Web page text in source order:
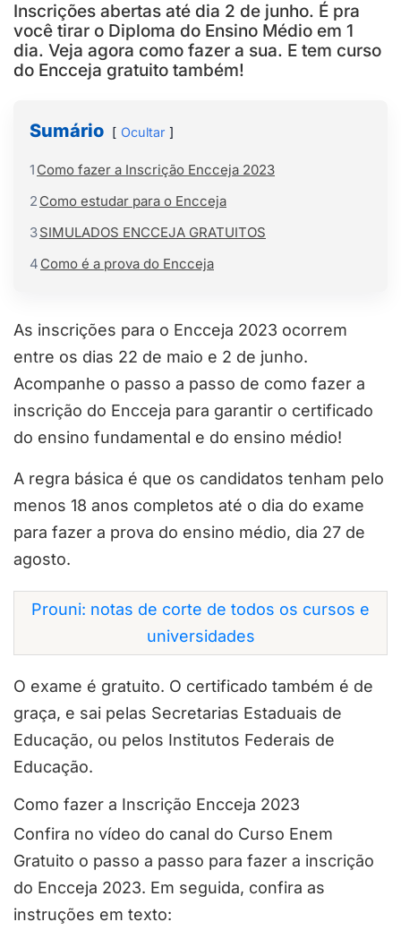
Inscrições abertas até dia 2 de junho. É pra
você tirar o Diploma do Ensino Médio em 1
dia. Veja agora como fazer a sua. E tem curso
do Encceja gratuito também!
Sumário Ocultar
1 Como fazer a Inscrição Encceja 2023
2 Como estudar para o Encceja
3SIMULADOS ENCCEJA GRATUITOS
4 Como é a prova do Encceja
As inscrições para o Encceja 2023 ocorrem
entre os dias 22 de maio e 2 de junho.
Acompanhe o passo a passo de como fazer a
inscrição do Encceja para garantir o certificado
do ensino fundamental e do ensino médio!
A regra básica é que os candidatos tenham pelo
menos 18 anos completos até o dia do exame
para fazer a prova do ensino médio, dia 27 de
agosto.
Prouni: notas de corte de todos os cursos e
universidades
O exame é gratuito. O certificado também é de
graça, e sai pelas Secretarias Estaduais de
Educação, ou pelos Institutos Federais de
Educação.
Como fazer a Inscrição Encceja 2023
Confira no vídeo do canal do Curso Enem
Gratuito o passo a passo para fazer a inscrição
do Encceja 2023. Em seguida, confira as
instruções em texto: